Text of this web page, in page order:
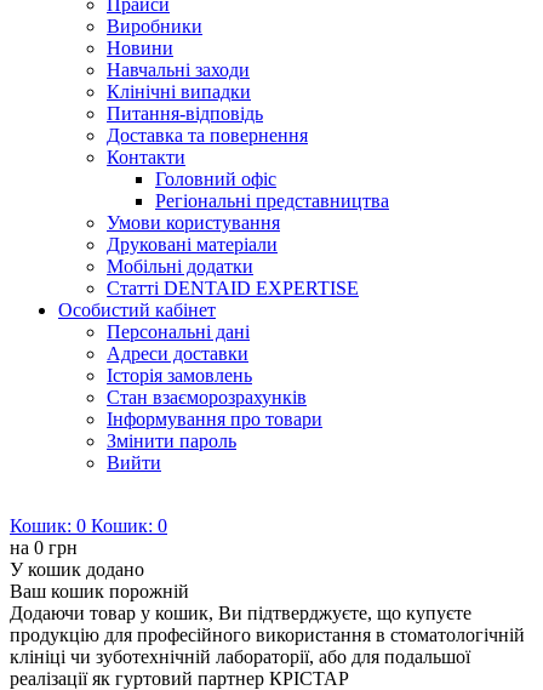
Прайси
Виробники
Новини
Навчальні заходи
Клінічні випадки
Питання-відповідь
Доставка та повернення
Контакти
Головний офіс
Регіональні представництва
Умови користування
Друковані матеріали
Мобільні додатки
Статті DENTAID EXPERTISE
Особистий кабінет
Персональні дані
Адреси доставки
Історія замовлень
Стан взаєморозрахунків
Інформування про товари
Змінити пароль
Вийти
Кошик: 0 Кошик: 0
на 0 грн
У кошик додано
Ваш кошик порожній
Додаючи товар у кошик, Ви підтверджуєте, що купуєте
продукцію для професійного використання в стоматологічній
клініці чи зуботехнічній лабораторії, або для подальшої
реалізації як гуртовий партнер КРІСТАР